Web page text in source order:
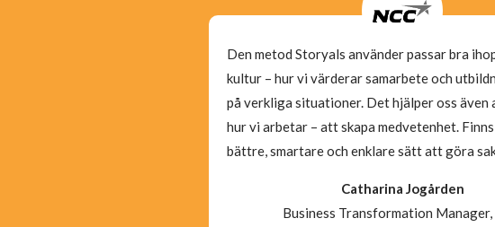
Den metod Storyals använder passar bra
kultur – hur vi värderar samarbete och
på verkliga situationer. Det hjälper oss även
hur vi arbetar – att skapa medvetenhet.
bättre, smartare och enklare sätt att göra
Catharina Jogården
Business Transformation Manager,